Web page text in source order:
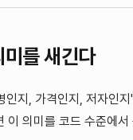
를 새긴다
지, 가격인지, 저자인
이 의미를 코드 수준에